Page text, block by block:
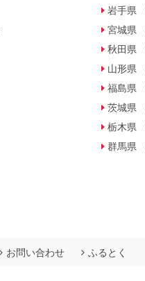
岩手県
宮城県
秋田県
山形県
福島県
茨城県
栃木県
群馬県
お問い合わせ ふるとく